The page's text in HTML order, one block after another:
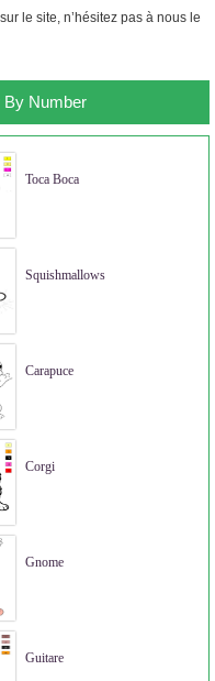
le site, n’hésitez pas à nous le
By Number
Toca Boca
Squishmallows
Carapuce
Corgi
Gnome
Guitare